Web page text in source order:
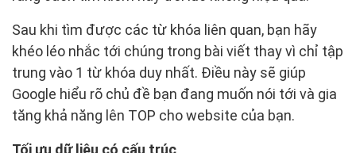
Sau khi tìm được các từ khóa liên quan, bạn hãy
khéo léo nhắc tới chúng trong bài viết thay vì chỉ tập
trung vào 1 từ khóa duy nhất. Điều này sẽ giúp
Google hiểu rõ chủ đề bạn đang muốn nói tới và gia
tăng khả năng lên TOP cho website của bạn.